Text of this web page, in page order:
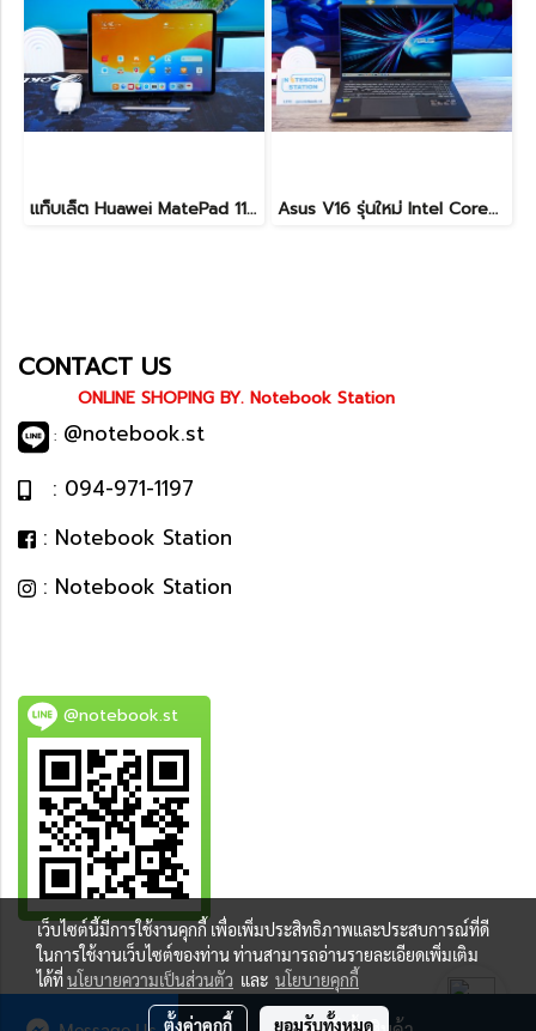
แท็บเล็ต Huawei MatePad 11.5 Wi-Fi (6+128) Midnight Grey มีปากกามาให้ พร้อมใช้งาน ราคาเพียง 6,490.- Asus V16 รุ่นใหม่ Intel Core5-210H RTX-4050(6GB) Ram16 512GB M.2 จอ16นิ้ว WUXGA 144Hz จอสวย สเปคสูง ดีไซน์ตัวเครื่องเรียบสวยดูทันสมัย พร้แมประกันศูนย์ยาวๆถึงปี2028 ขายในราคาสุดตุ้มเพียง 25,990.-เท่านั้น
CONTACT US
ONLINE SHOPING BY. Notebook Station
: @notebook.st
: 094-971-1197
: Notebook Station
: Notebook Station
@notebook.st
BEST DEAL
เว็บไซต์นี้มีการใช้งานคุกกี้ เพื่อเพิ่มประสิทธิภาพและประสบการณ์ที่ดี
ในการใช้งานเว็บไซต์ของท่าน ท่านสามารถอ่านรายละเอียดเพิ่มเติม
ได้ที่นโยบายความเป็นส่วนตัว และ นโยบายคุกกี้
ตั้งค่าคุกกี้ ยอมรับทั้งหมด